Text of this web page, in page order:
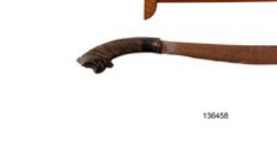
etnografica (10)